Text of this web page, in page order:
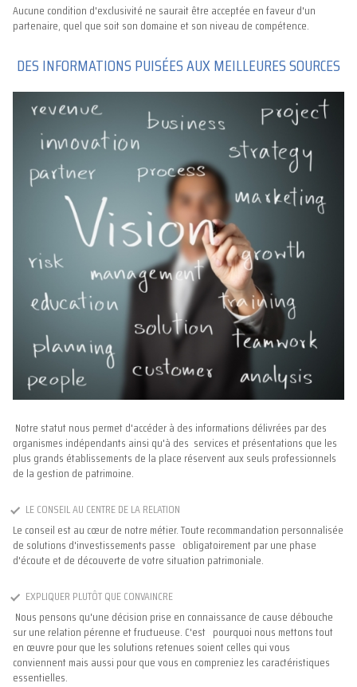
Aucune condition d'exclusivité ne saurait être acceptée en faveur d'un
partenaire, quel que soit son domaine et son niveau de compétence.
DES INFORMATIONS PUISÉES AUX MEILLEURES SOURCES
Notre statut nous permet d'accéder à des informations délivrées par des
organismes indépendants ainsi qu'à des services et présentations que les
plus grands établissements de la place réservent aux seuls professionnels
de la gestion de patrimoine.
LE CONSEIL AU CENTRE DE LA RELATION
Le conseil est au cœur de notre métier. Toute recommandation personnalisée
de solutions d'investissements passe obligatoirement par une phase
d'écoute et de découverte de votre situation patrimoniale.
EXPLIQUER PLUTÔT QUE CONVAINCRE
Nous pensons qu'une décision prise en connaissance de cause débouche
sur une relation pérenne et fructueuse. C'est pourquoi nous mettons tout
en œuvre pour que les solutions retenues soient celles qui vous
conviennent mais aussi pour que vous en compreniez les caractéristiques
essentielles.